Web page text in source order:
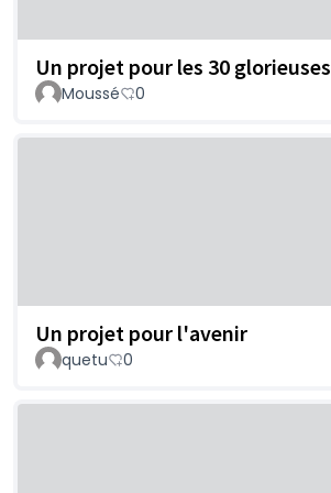
Un projet pour les 30 glorieuses
Moussé 0
Un projet pour l'avenir
quetu 0